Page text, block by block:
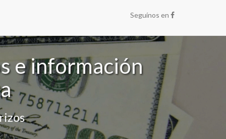
Seguínos en
e información